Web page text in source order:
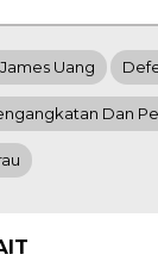
Uang
Dan